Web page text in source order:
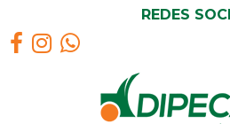
REDES